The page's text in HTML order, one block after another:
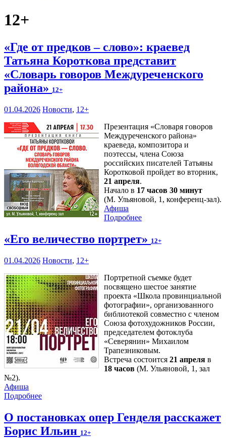
12+
«Где от предков – слово»: краевед
Татьяна Короткова представит
«Словарь говоров Междуреченского
района» 12+
01.04.2026 Новости, 12+
Презентация «Словаря говоров
Междуреченского района»
краеведа, композитора и
поэтессы, члена Союза
российских писателей Татьяны
Коротковой пройдет во вторник,
21 апреля.
Начало в 17 часов 30 минут
(М. Ульяновой, 1, конференц-зал).
Афиша
Подробнее
«Его величество портрет» 12+
01.04.2026 Новости, 12+
Портретной съемке будет
посвящено шестое занятие
проекта «Школа провинциальной
фотографии», организованного
библиотекой совместно с членом
Союза фотохудожников России,
председателем фотоклуба
«Северянин» Михаилом
Трапезниковым.
Встреча состоится 21 апреля в
18 часов (М. Ульяновой, 1, зал
№2).
Афиша
Подробнее
О постановках опер Генделя расскажет
Борис Ильин 12+